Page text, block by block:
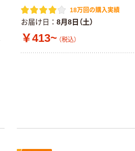
18万回の購入実績
お届け日 8月8日（土）
￥413~ （税込）